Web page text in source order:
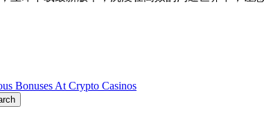
Bonuses At Crypto Casinos